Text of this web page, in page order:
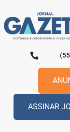
para
o
conteúdo
ASSINAR